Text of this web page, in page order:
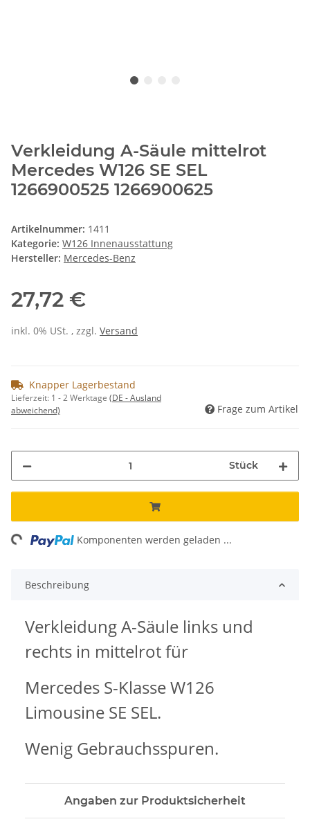
Verkleidung A-Säule mittelrot
Mercedes W126 SE SEL
1266900525 1266900625
Artikelnummer: 1411
Kategorie: W126 Innenausstattung
Hersteller: Mercedes-Benz
27,72 €
inkl. 0% USt. , zzgl. Versand
Knapper Lagerbestand
Lieferzeit: 1 - 2 Werktage (DE - Ausland
abweichend)
Frage zum Artikel
Stück
Komponenten werden geladen ...
Beschreibung
Verkleidung A-Säule links und
rechts in mittelrot für
Mercedes S-Klasse W126
Limousine SE SEL.
Wenig Gebrauchsspuren.
Angaben zur Produktsicherheit